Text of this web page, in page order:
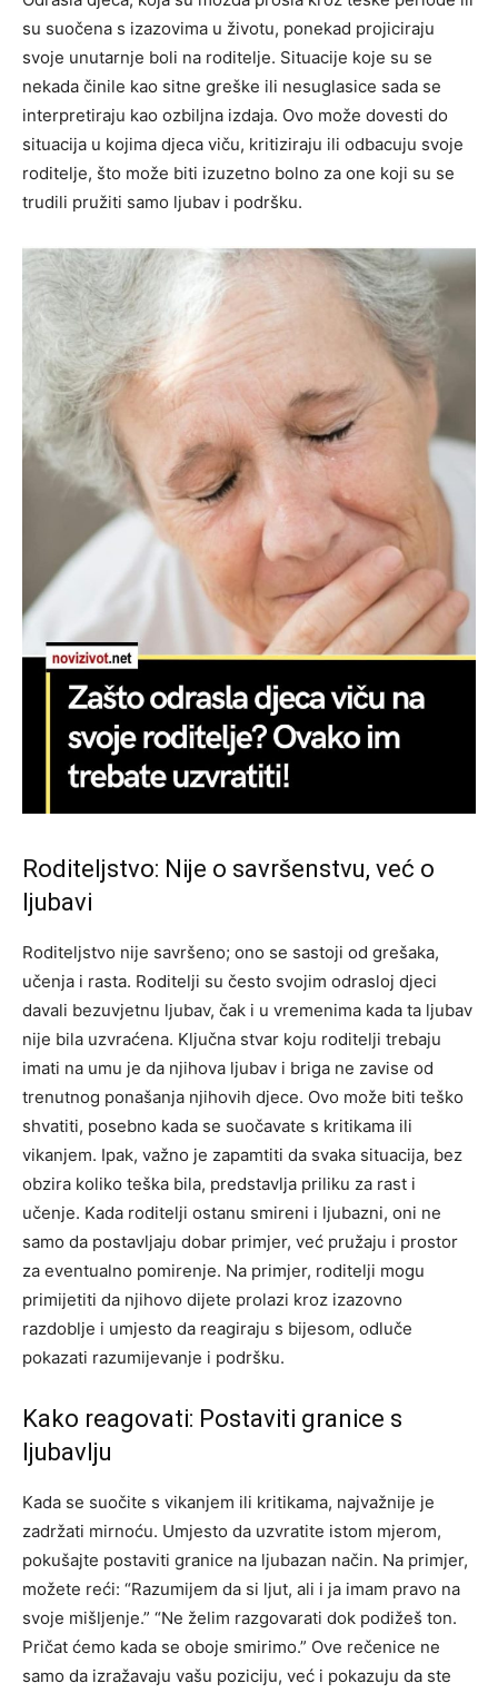
su suočena s izazovima u životu, ponekad projiciraju
svoje unutarnje boli na roditelje. Situacije koje su se
nekada činile kao sitne greške ili nesuglasice sada se
interpretiraju kao ozbiljna izdaja. Ovo može dovesti do
situacija u kojima djeca viču, kritiziraju ili odbacuju svoje
roditelje, što može biti izuzetno bolno za one koji su se
trudili pružiti samo ljubav i podršku.
Roditeljstvo: Nije o savršenstvu, već o
ljubavi
Roditeljstvo nije savršeno; ono se sastoji od grešaka,
učenja i rasta. Roditelji su često svojim odrasloj djeci
davali bezuvjetnu ljubav, čak i u vremenima kada ta ljubav
nije bila uzvraćena. Ključna stvar koju roditelji trebaju
imati na umu je da njihova ljubav i briga ne zavise od
trenutnog ponašanja njihovih djece. Ovo može biti teško
shvatiti, posebno kada se suočavate s kritikama ili
vikanjem. Ipak, važno je zapamtiti da svaka situacija, bez
obzira koliko teška bila, predstavlja priliku za rast i
učenje. Kada roditelji ostanu smireni i ljubazni, oni ne
samo da postavljaju dobar primjer, već pružaju i prostor
za eventualno pomirenje. Na primjer, roditelji mogu
primijetiti da njihovo dijete prolazi kroz izazovno
razdoblje i umjesto da reagiraju s bijesom, odluče
pokazati razumijevanje i podršku.
Kako reagovati: Postaviti granice s
ljubavlju
Kada se suočite s vikanjem ili kritikama, najvažnije je
zadržati mirnoću. Umjesto da uzvratite istom mjerom,
pokušajte postaviti granice na ljubazan način. Na primjer,
možete reći: “Razumijem da si ljut, ali i ja imam pravo na
svoje mišljenje.” “Ne želim razgovarati dok podižeš ton.
Pričat ćemo kada se oboje smirimo.” Ove rečenice ne
samo da izražavaju vašu poziciju, već i pokazuju da ste